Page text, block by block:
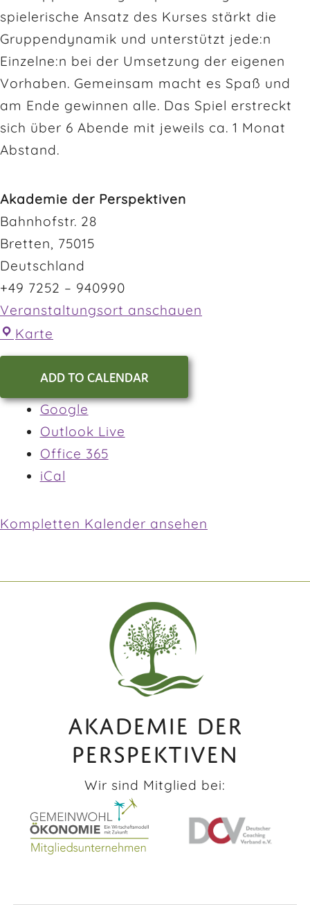
spielerische Ansatz des Kurses stärkt die
Gruppendynamik und unterstützt jede:n
Einzelne:n bei der Umsetzung der eigenen
Vorhaben. Gemeinsam macht es Spaß und
am Ende gewinnen alle. Das Spiel erstreckt
sich über 6 Abende mit jeweils ca. 1 Monat
Abstand.
Akademie der Perspektiven
Bahnhofstr. 28
Bretten, 75015
Deutschland
+49 7252 – 940990
Veranstaltungsort anschauen
Karte
ADD TO CALENDAR
Google
Outlook Live
Office 365
iCal
Kompletten Kalender ansehen
AKADEMIE DER
PERSPEKTIVEN
Wir sind Mitglied bei: